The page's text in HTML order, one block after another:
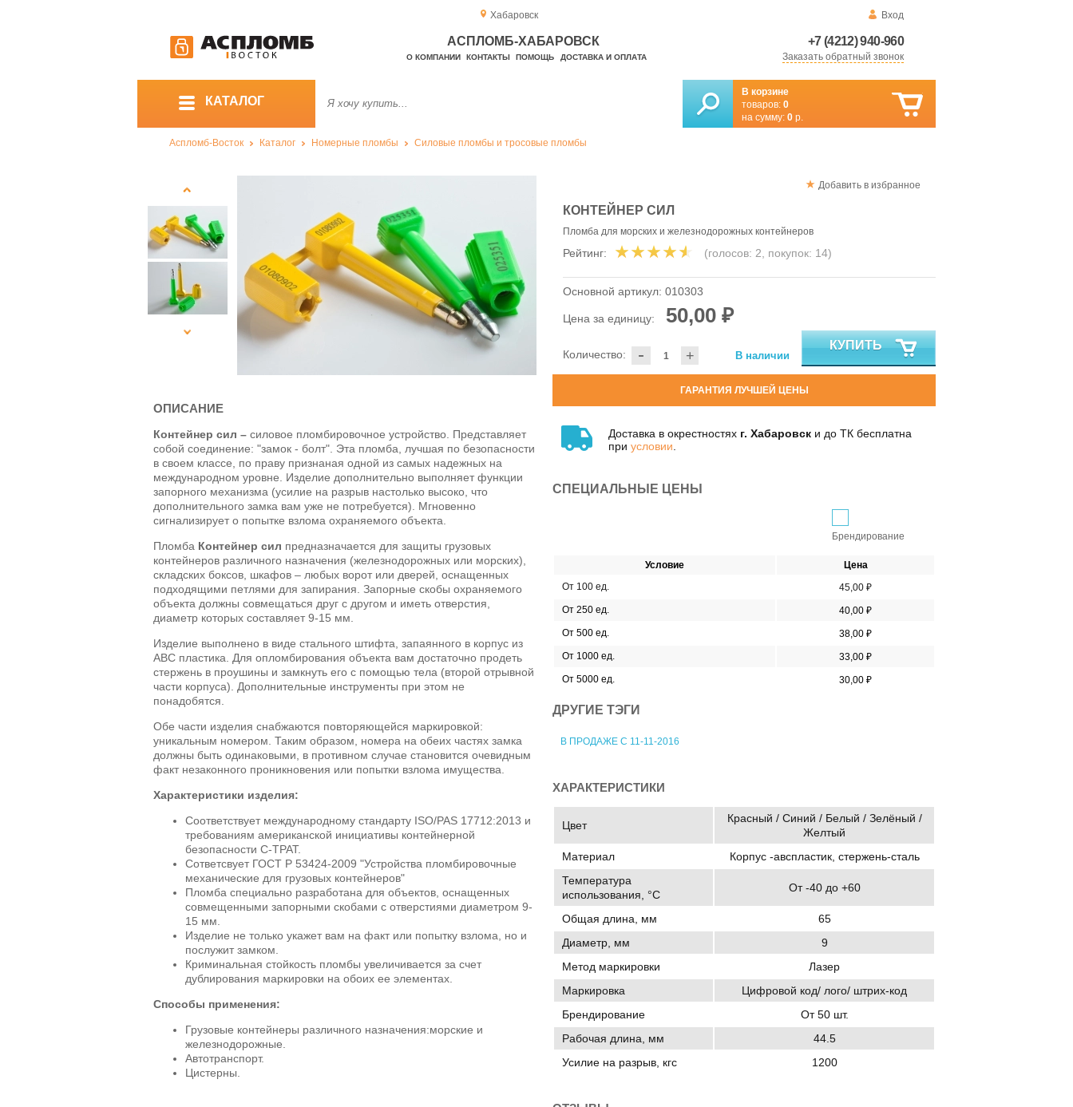
Хабаровск Вход
+7 (4212) 940-960
Заказать обратный звонок
АСПЛОМБ-ХАБАРОВСК
О КОМПАНИИ КОНТАКТЫ ПОМОЩЬ ДОСТАВКА И ОПЛАТА
КАТАЛОГ
В корзине
товаров: 0
на сумму: 0 р.
Аспломб-Восток Каталог Номерные пломбы Силовые пломбы и тросовые пломбы
Добавить в избранное
КОНТЕЙНЕР СИЛ
Пломба для морских и железнодорожных контейнеров
Рейтинг: (голосов: 2, покупок: 14)
Основной артикул: 010303
Цена за единицу: 50,00 ₽
- +
Количество: В наличии
КУПИТЬ
ГАРАНТИЯ ЛУЧШЕЙ ЦЕНЫ
Доставка в окрестностях г. Хабаровск и до ТК бесплатна
при условии
СПЕЦИАЛЬНЫЕ ЦЕНЫ
Брендирование
Условие
Цена
От 100 ед.
45,00 ₽
От 250 ед.
40,00 ₽
От 500 ед.
38,00 ₽
От 1000 ед.
33,00 ₽
От 5000 ед.
30,00 ₽
ДРУГИЕ ТЭГИ
В ПРОДАЖЕ С 11-11-2016
ОПИСАНИЕ
Контейнер сил – силовое пломбировочное устройство. Представляет
собой соединение: "замок - болт". Эта пломба, лучшая по безопасности
в своем классе, по праву признаная одной из самых надежных на
международном уровне. Изделие дополнительно выполняет функции
запорного механизма (усилие на разрыв настолько высоко, что
дополнительного замка вам уже не потребуется). Мгновенно
сигнализирует о попытке взлома охраняемого объекта.
Пломба Контейнер сил предназначается для защиты грузовых
контейнеров различного назначения (железнодорожных или морских),
складских боксов, шкафов – любых ворот или дверей, оснащенных
подходящими петлями для запирания. Запорные скобы охраняемого
объекта должны совмещаться друг с другом и иметь отверстия,
диаметр которых составляет 9-15 мм.
Изделие выполнено в виде стального штифта, запаянного в корпус из
АВС пластика. Для опломбирования объекта вам достаточно продеть
стержень в проушины и замкнуть его с помощью тела (второй отрывной
части корпуса). Дополнительные инструменты при этом не
понадобятся.
Обе части изделия снабжаются повторяющейся маркировкой:
уникальным номером. Таким образом, номера на обеих частях замка
должны быть одинаковыми, в противном случае становится очевидным
факт незаконного проникновения или попытки взлома имущества.
Характеристики изделия:
Соответствует международному стандарту ISO/PAS 17712:2013 и
требованиям американской инициативы контейнерной
безопасности C-TPAT.
Сответсвует ГОСТ Р 53424-2009 "Устройства пломбировочные
механические для грузовых контейнеров"
Пломба специально разработана для объектов, оснащенных
совмещенными запорными скобами с отверстиями диаметром 9-
15 мм.
Изделие не только укажет вам на факт или попытку взлома, но и
послужит замком.
Криминальная стойкость пломбы увеличивается за счет
дублирования маркировки на обоих ее элементах.
Способы применения:
Грузовые контейнеры различного назначения:морские и
железнодорожные.
Автотранспорт.
Цистерны.
ХАРАКТЕРИСТИКИ
Цвет
Красный / Синий / Белый / Зелёный /
Желтый
Материал
Корпус -авспластик, стержень-сталь
Температура
использования, °C
От -40 до +60
Общая длина, мм
65
Диаметр, мм
9
Метод маркировки
Лазер
Маркировка
Цифровой код/ лого/ штрих-код
Брендирование
От 50 шт.
Рабочая длина, мм
44.5
Усилие на разрыв, кгс
1200